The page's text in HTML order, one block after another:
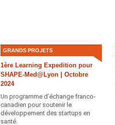
GRANDS PROJETS
1ère Learning Expedition pour
SHAPE-Med@Lyon | Octobre
2024
Un programme d’échange franco-
canadien pour soutenir le
développement des startups en
santé.